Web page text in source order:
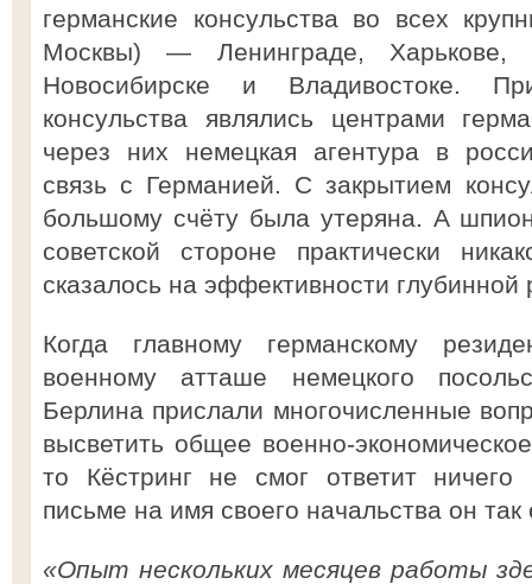
германские консульства во всех
Москвы) — Ленинграде, Харькове,
Новосибирске и Владивостоке.
консульства являлись центрами
через них немецкая агентура в
связь с Германией. С закрытием
большому счёту была утеряна. А
советской стороне практически
сказалось на эффективности глубинной
Когда главному германскому
военному атташе немецкого
Берлина прислали многочисленные
высветить общее военно-
то Кёстринг не смог ответит ничего
письме на имя своего начальства он так
«Опыт нескольких месяцев работы